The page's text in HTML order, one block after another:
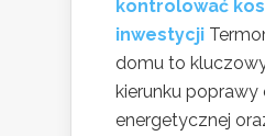
kontrolować
inwestycji
domu to
kierunku
energetycznej